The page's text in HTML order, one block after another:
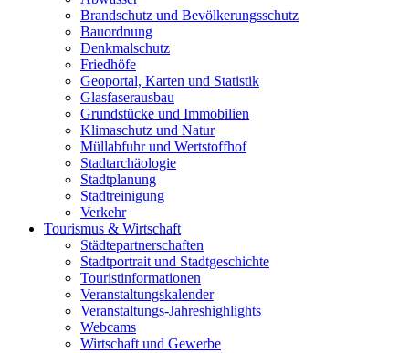
Brandschutz und Bevölkerungsschutz
Bauordnung
Denkmalschutz
Friedhöfe
Geoportal, Karten und Statistik
Glasfaserausbau
Grundstücke und Immobilien
Klimaschutz und Natur
Müllabfuhr und Wertstoffhof
Stadtarchäologie
Stadtplanung
Stadtreinigung
Verkehr
Tourismus & Wirtschaft
Städtepartnerschaften
Stadtportrait und Stadtgeschichte
Touristinformationen
Veranstaltungskalender
Veranstaltungs-Jahreshighlights
Webcams
Wirtschaft und Gewerbe